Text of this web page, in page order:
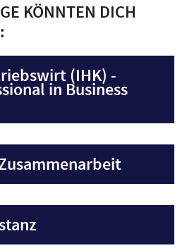
KÖNNTEN DICH
(IHK) -
in Business